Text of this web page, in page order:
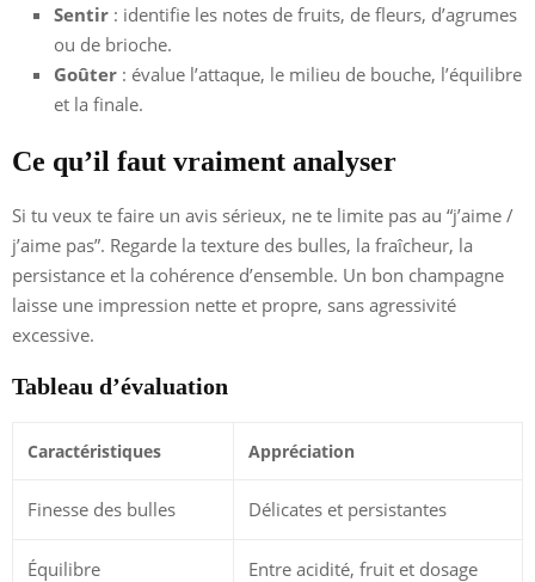
Sentir : identifie les notes de fruits, de fleurs, d’agrumes
ou de brioche.
Goûter : évalue l’attaque, le milieu de bouche, l’équilibre
et la finale.
Ce qu’il faut vraiment analyser
Si tu veux te faire un avis sérieux, ne te limite pas au “j’aime /
j’aime pas”. Regarde la texture des bulles, la fraîcheur, la
persistance et la cohérence d’ensemble. Un bon champagne
laisse une impression nette et propre, sans agressivité
excessive.
Tableau d’évaluation
Caractéristiques Appréciation
Finesse des bulles Délicates et persistantes
Équilibre Entre acidité, fruit et dosage